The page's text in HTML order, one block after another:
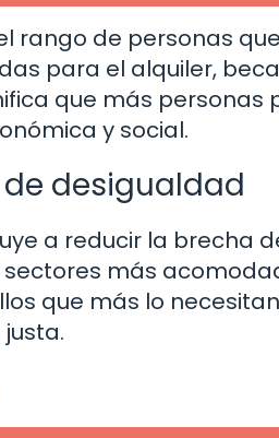
rango de personas
para el alquiler,
que más
y social.
desigualdad
a reducir la brecha
más
que más lo